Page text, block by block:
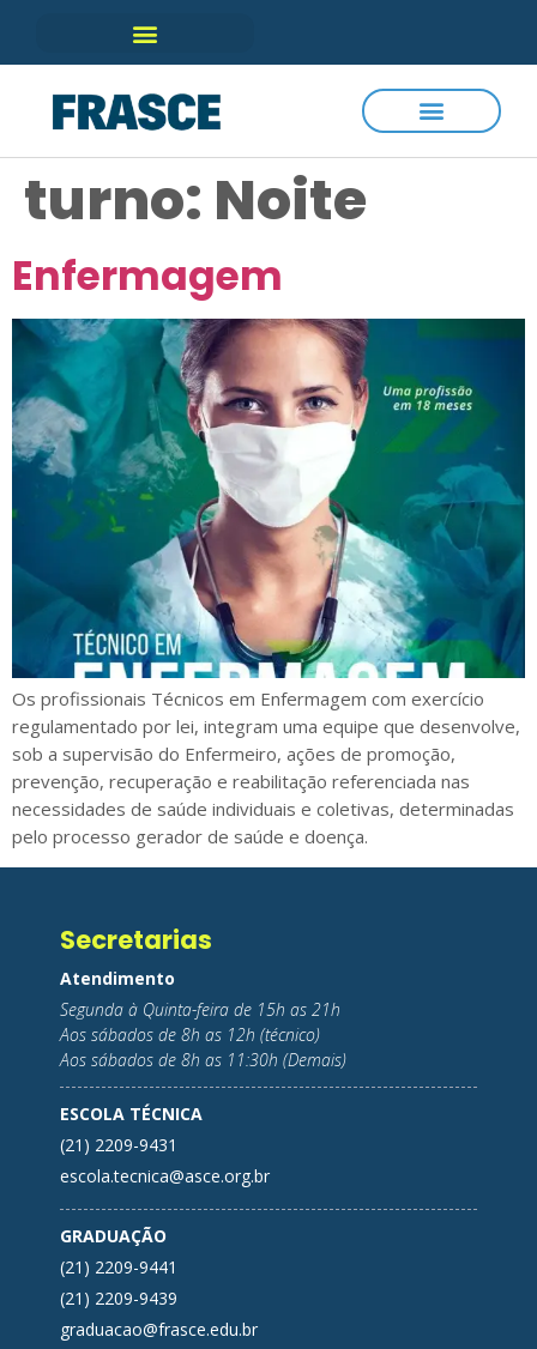
turno: Noite
Enfermagem
Os profissionais Técnicos em Enfermagem com exercício
regulamentado por lei, integram uma equipe que desenvolve,
sob a supervisão do Enfermeiro, ações de promoção,
prevenção, recuperação e reabilitação referenciada nas
necessidades de saúde individuais e coletivas, determinadas
pelo processo gerador de saúde e doença.
Secretarias
Atendimento
Segunda à Quinta-feira de 15h as 21h
Aos sábados de 8h as 12h (técnico)
Aos sábados de 8h as 11:30h (Demais)
ESCOLA TÉCNICA
(21) 2209-9431
escola.tecnica@asce.org.br
GRADUAÇÃO
(21) 2209-9441
(21) 2209-9439
graduacao@frasce.edu.br